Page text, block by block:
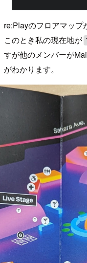
re:Playのフロアマップ
このとき私の現在地が
すが他のメンバーが
がわかります。